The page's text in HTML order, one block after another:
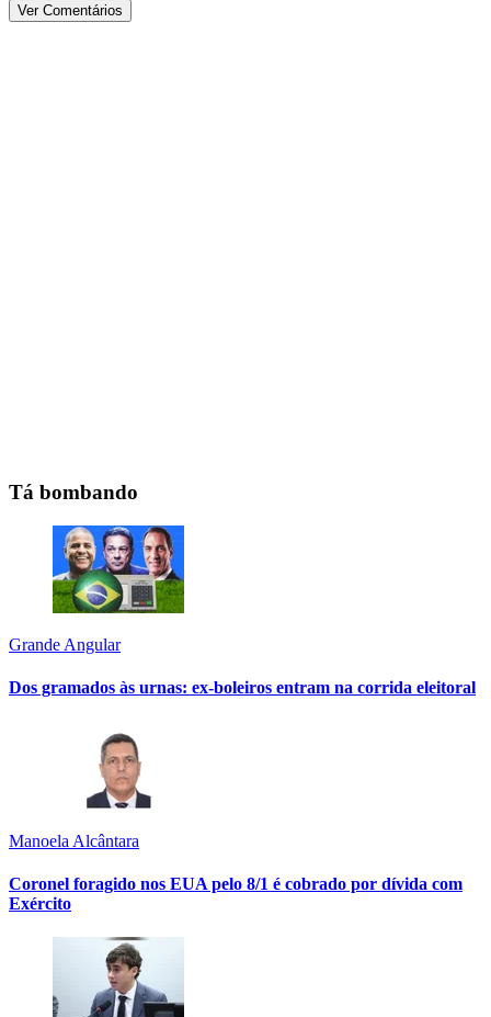
Ver Comentários
Tá bombando
Grande Angular
Dos gramados às urnas: ex-boleiros entram na corrida eleitoral
Manoela Alcântara
Coronel foragido nos EUA pelo 8/1 é cobrado por dívida com
Exército